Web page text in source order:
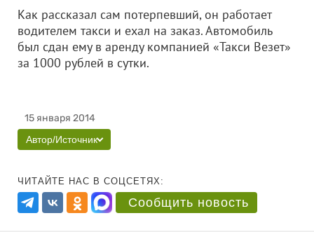
Как рассказал сам потерпевший, он работает
водителем такси и ехал на заказ. Автомобиль
был сдан ему в аренду компанией «Такси Везет»
за 1000 рублей в сутки.
15 января 2014
Автор/Источник
ЧИТАЙТЕ НАС В СОЦСЕТЯХ:
Сообщить новость